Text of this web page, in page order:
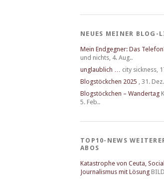
NEUES MEINER BLOG-
Mein Endgegner: Das
und nichts, 4. Aug..
unglaublich … city sickness,
Blogstöckchen 2025 , 31.
Blogstöckchen – Wandertag
5. Feb..
TOP10-NEWS
ABOS
Katastrophe von Ceuta,
Journalismus mit Lösung